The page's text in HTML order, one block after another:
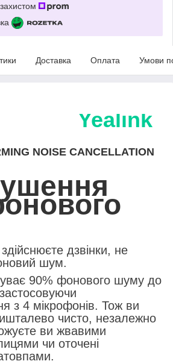
Доставка Оплата Умови
Yealink
NOISE CANCELLATION
дзвінки, не
шум.
90% фонового шуму до
з 4 мікрофонів. Тож ви
чисто, незалежно
ви жвавими
чи оточені